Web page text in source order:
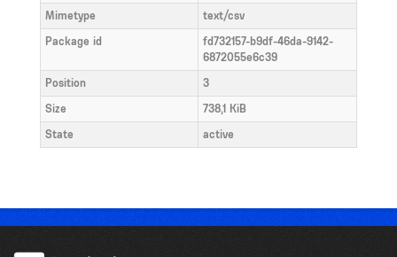
Mimetype
text/csv
Package id
fd732157-b9df-46da-9142-
6872055e6c39
Position
3
Size
738,1 KiB
State
active